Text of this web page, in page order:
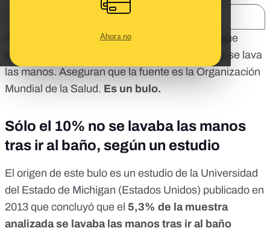
Ahora no
Nos habéis consultado por
que
afirman que el 95% de la población mundial no se lava
las manos. Aseguran que la fuente es la Organización
Mundial de la Salud. Es un bulo.
Sólo el 10% no se lavaba las manos
tras ir al baño, según un estudio
El origen de este bulo es un estudio de la Universidad
del Estado de Michigan (Estados Unidos) publicado en
2013 que concluyó que el 5,3% de la muestra
analizada se lavaba las manos tras ir al baño